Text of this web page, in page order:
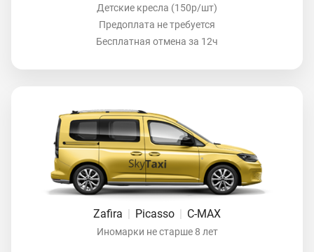
Детские кресла (150р/шт)
Предоплата не требуется
Бесплатная отмена за 12ч
Zafira | Picasso | C-MAX
Иномарки не старше 8 лет